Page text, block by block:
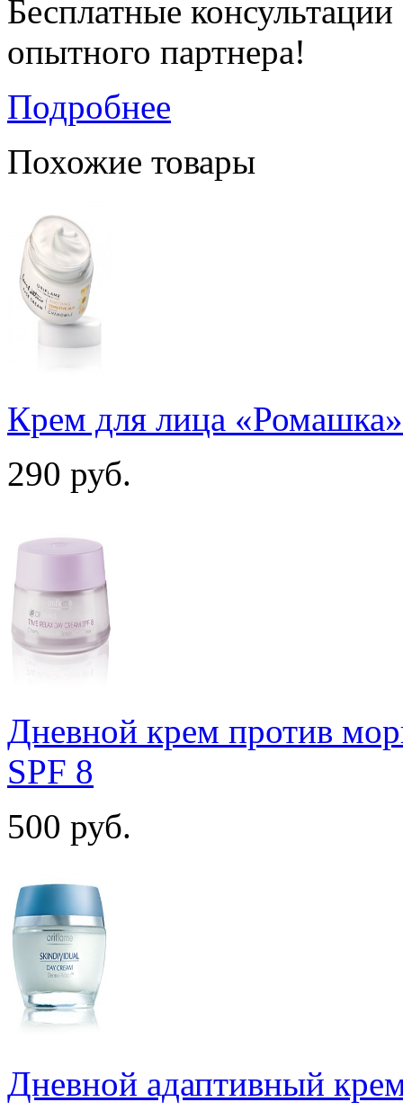
Бесплатные консультации
опытного партнера!
Подробнее
Похожие товары
Крем для лица «Ромашка»
290 руб.
Дневной крем против
SPF 8
500 руб.
Дневной адаптивный